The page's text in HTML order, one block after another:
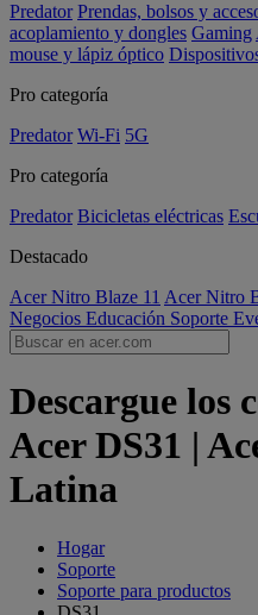
Predator Prendas, bolsos y
acoplamiento y dongles Gaming
mouse y lápiz óptico
Pro categoría
Predator Wi-Fi 5G
Pro categoría
Predator Bicicletas eléctricas
Destacado
Acer Nitro Blaze 11 Acer Nitro
Negocios Educación Soporte
Descargue los
Acer DS31 |
Latina
Hogar
Soporte
Soporte para productos